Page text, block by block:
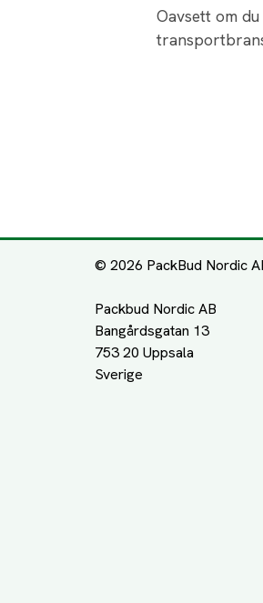
Oavsett om
© 2026 PackBud Nordic
Packbud Nordic AB
Bangårdsgatan 13
753 20 Uppsala